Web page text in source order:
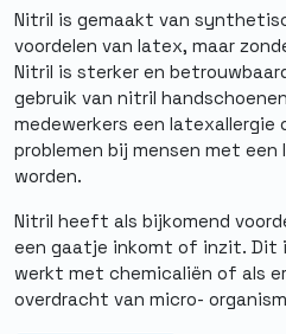
Nitril is gemaakt van
voordelen van latex, maar
Nitril is sterker en
gebruik van nitril
medewerkers een latexallergie
problemen bij mensen met
worden.
Nitril heeft als bijkomend
een gaatje inkomt of inzit. Dit
werkt met chemicaliën of als
overdracht van micro-